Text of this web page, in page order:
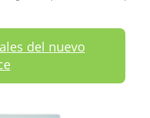
del nuevo